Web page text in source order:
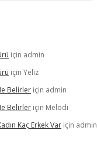
için admin
için Yeliz
Belirler için admin
Belirler için Melodi
Kaç Erkek Var için admin